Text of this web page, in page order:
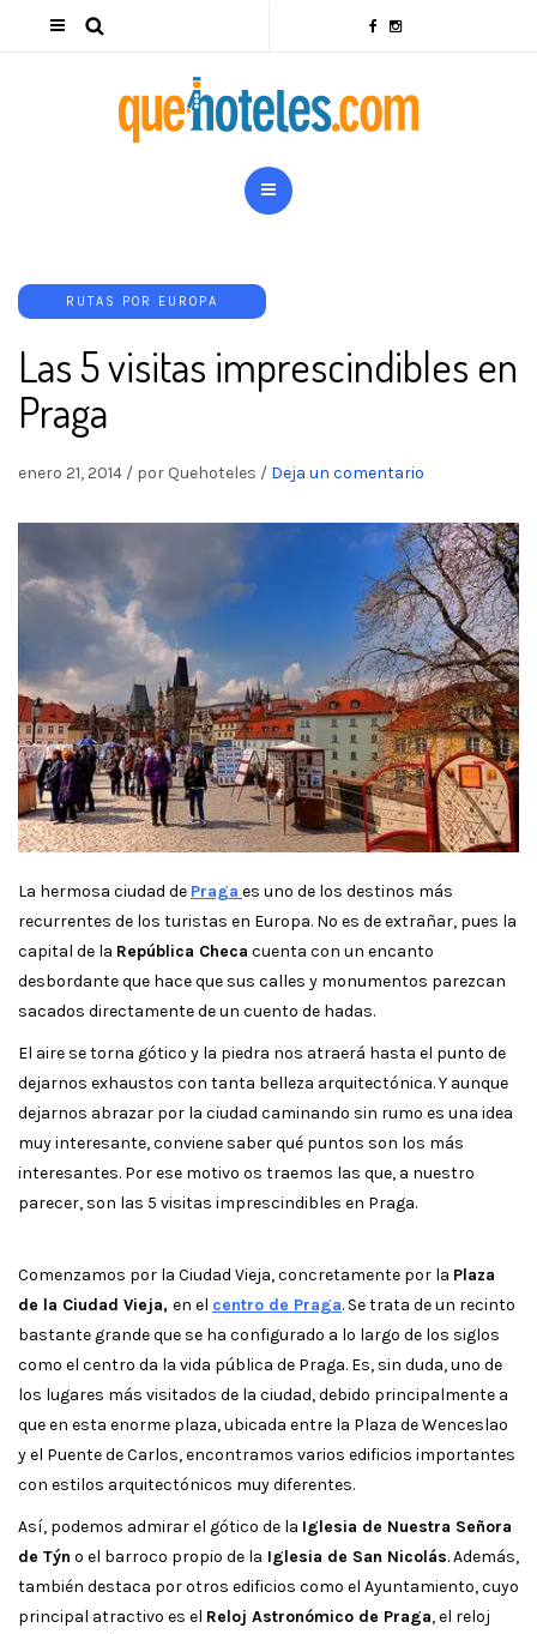
RUTAS POR EUROPA
Las 5 visitas imprescindibles en
Praga
enero 21, 2014 / por Quehoteles / Deja un comentario
La hermosa ciudad de Praga es uno de los destinos más
recurrentes de los turistas en Europa. No es de extrañar, pues la
capital de la República Checa cuenta con un encanto
desbordante que hace que sus calles y monumentos parezcan
sacados directamente de un cuento de hadas.
El aire se torna gótico y la piedra nos atraerá hasta el punto de
dejarnos exhaustos con tanta belleza arquitectónica. Y aunque
dejarnos abrazar por la ciudad caminando sin rumo es una idea
muy interesante, conviene saber qué puntos son los más
interesantes. Por ese motivo os traemos las que, a nuestro
parecer, son las 5 visitas imprescindibles en Praga.
Comenzamos por la Ciudad Vieja, concretamente por la Plaza
de la Ciudad Vieja, en el centro de Praga. Se trata de un recinto
bastante grande que se ha configurado a lo largo de los siglos
como el centro da la vida pública de Praga. Es, sin duda, uno de
los lugares más visitados de la ciudad, debido principalmente a
que en esta enorme plaza, ubicada entre la Plaza de Wenceslao
y el Puente de Carlos, encontramos varios edificios importantes
con estilos arquitectónicos muy diferentes.
Así, podemos admirar el gótico de la Iglesia de Nuestra Señora
de Týn o el barroco propio de la Iglesia de San Nicolás. Además,
también destaca por otros edificios como el Ayuntamiento, cuyo
principal atractivo es el Reloj Astronómico de Praga, el reloj